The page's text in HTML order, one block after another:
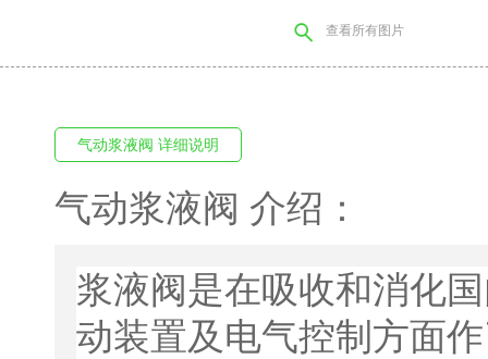
查看所有图片
气动浆液阀 详细说明
气动浆液阀 介绍：
浆液阀是在吸收和消化
动装置及电气控制方面